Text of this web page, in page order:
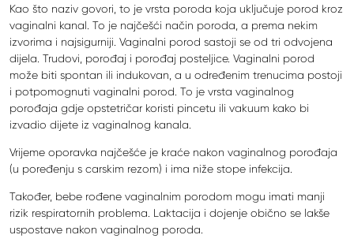
Kao što naziv govori, to je vrsta poroda koja uključuje porod kroz
vaginalni kanal. To je najčešći način poroda, a prema nekim
izvorima i najsigurniji. Vaginalni porod sastoji se od tri odvojena
dijela. Trudovi, porođaj i porođaj posteljice. Vaginalni porod
može biti spontan ili indukovan, a u određenim trenucima postoji
i potpomognuti vaginalni porod. To je vrsta vaginalnog
porođaja gdje opstetričar koristi pincetu ili vakuum kako bi
izvadio dijete iz vaginalnog kanala.
Vrijeme oporavka najčešće je kraće nakon vaginalnog porođaja
(u poređenju s carskim rezom) i ima niže stope infekcija.
Također, bebe rođene vaginalnim porodom mogu imati manji
rizik respiratornih problema. Laktacija i dojenje obično se lakše
uspostave nakon vaginalnog poroda.